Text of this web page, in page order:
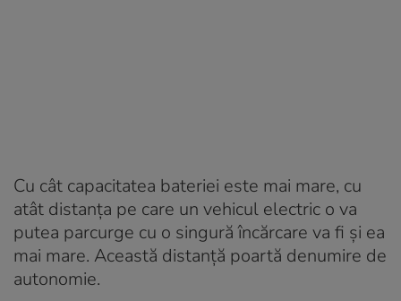
Cu cât capacitatea bateriei este mai mare, cu
atât distanța pe care un vehicul electric o va
putea parcurge cu o singură încărcare va fi și ea
mai mare. Această distanță poartă denumire de
autonomie.